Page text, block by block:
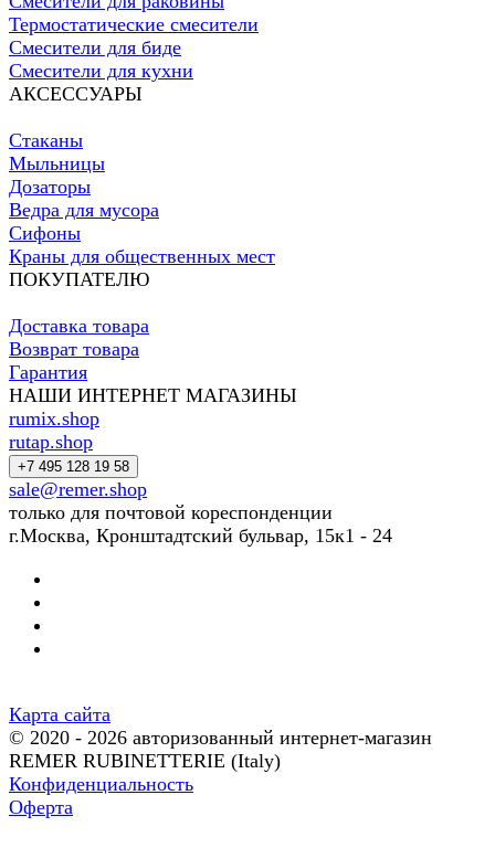
Термостатические смесители
Смесители для биде
Смесители для кухни
АКСЕССУАРЫ
Стаканы
Мыльницы
Дозаторы
Ведра для мусора
Сифоны
Краны для общественных мест
ПОКУПАТЕЛЮ
Доставка товара
Возврат товара
Гарантия
НАШИ ИНТЕРНЕТ МАГАЗИНЫ
rumix.shop
rutap.shop
+7 495 128 19 58
sale@remer.shop
только для почтовой кореспонденции
г.Москва, Кронштадтский бульвар, 15к1 - 24
Карта сайта
© 2020 - 2026 авторизованный интернет-магазин
REMER RUBINETTERIE (Italy)
Конфиденциальность
Оферта